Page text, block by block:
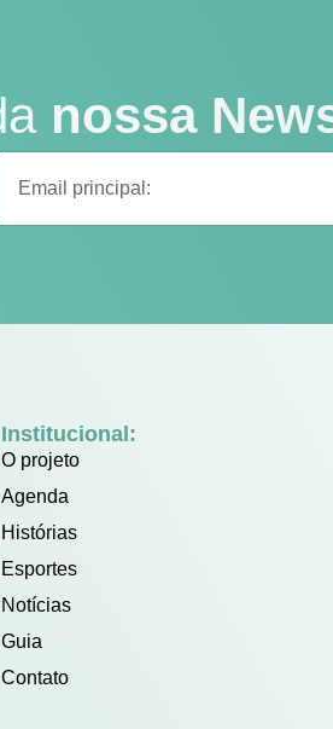
nossa
Institucional:
O projeto
Agenda
Histórias
Esportes
Notícias
Guia
Contato